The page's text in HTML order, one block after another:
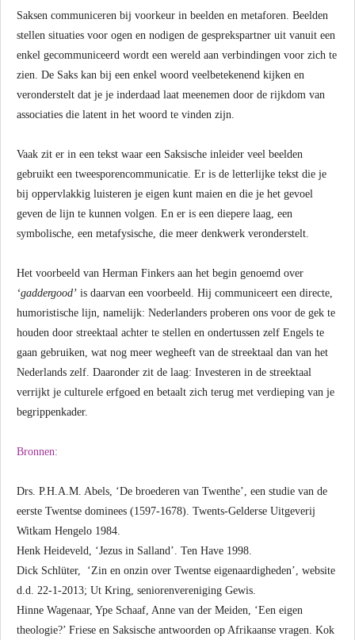
Saksen communiceren bij voorkeur in beelden en metaforen. Beelden
stellen situaties voor ogen en nodigen de gesprekspartner uit vanuit een
enkel gecommuniceerd wordt een wereld aan verbindingen voor zich te
zien. De Saks kan bij een enkel woord veelbetekenend kijken en
veronderstelt dat je je inderdaad laat meenemen door de rijkdom van
associaties die latent in het woord te vinden zijn.
Vaak zit er in een tekst waar een Saksische inleider veel beelden
gebruikt een tweesporencommunicatie. Er is de letterlijke tekst die je
bij oppervlakkig luisteren je eigen kunt maien en die je het gevoel
geven de lijn te kunnen volgen. En er is een diepere laag, een
symbolische, een metafysische, die meer denkwerk veronderstelt.
Het voorbeeld van Herman Finkers aan het begin genoemd over
‘gaddergood’ is daarvan een voorbeeld. Hij communiceert een directe,
humoristische lijn, namelijk: Nederlanders proberen ons voor de gek te
houden door streektaal achter te stellen en ondertussen zelf Engels te
gaan gebruiken, wat nog meer wegheeft van de streektaal dan van het
Nederlands zelf. Daaronder zit de laag: Investeren in de streektaal
verrijkt je culturele erfgoed en betaalt zich terug met verdieping van je
begrippenkader.
Bronnen:
Drs. P.H.A.M. Abels, ‘De broederen van Twenthe’, een studie van de
eerste Twentse dominees (1597-1678). Twents-Gelderse Uitgeverij
Witkam Hengelo 1984.
Henk Heideveld, ‘Jezus in Salland’. Ten Have 1998.
Dick Schlüter, ‘Zin en onzin over Twentse eigenaardigheden’, website
d.d. 22-1-2013; Ut Kring, seniorenvereniging Gewis.
Hinne Wagenaar, Ype Schaaf, Anne van der Meiden, ‘Een eigen
theologie?’ Friese en Saksische antwoorden op Afrikaanse vragen. Kok